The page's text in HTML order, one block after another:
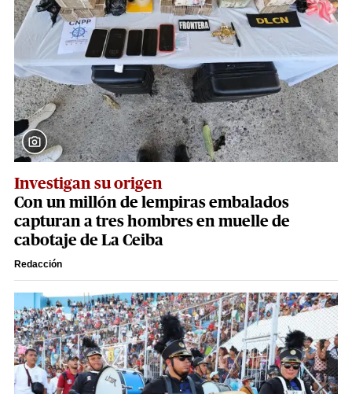
Investigan su origen
Con un millón de lempiras embalados
capturan a tres hombres en muelle de
cabotaje de La Ceiba
Redacción